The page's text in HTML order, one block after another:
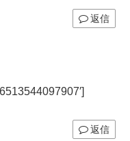
返信
返信